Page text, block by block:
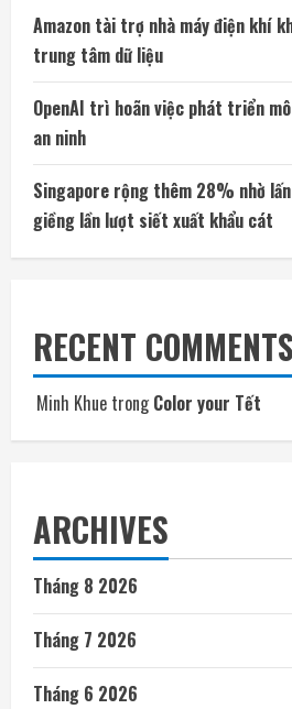
Amazon tài trợ nhà máy điện khí
trung tâm dữ liệu
OpenAI trì hoãn việc phát triển
an ninh
Singapore rộng thêm 28% nhờ
giềng lần lượt siết xuất khẩu cát
RECENT COMMENTS
Minh Khue trongColor your Tết
ARCHIVES
Tháng 8 2026
Tháng 7 2026
Tháng 6 2026